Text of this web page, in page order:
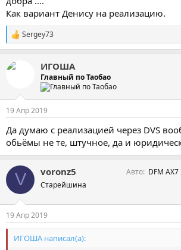
Как вариант Денису на реализацию.
С
и
п
:
Sergey73
ИГОША
Главный по Таобао
19 Апр 2019
Да думаю с реализацией через DVS
обьёмы не те, штучное, да и
V voronz5
Старейшина
Авто DFM
19 Апр 2019
ИГОША написал(а):